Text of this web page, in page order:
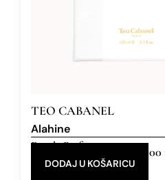
TEO CABANEL
Alahine
Eau de Parfum 30 ml,
DODAJ U KOŠARICU